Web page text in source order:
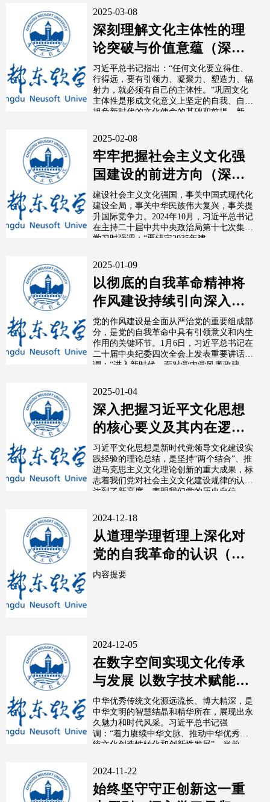
2025-03-08
深刻理解文化主体性的理
论突破与价值意蕴（深入
学习贯彻习近平新时代中
国特色社会主义...
习近平总书记指出：“任何文化要立得住、
行得远，要有引领力、凝聚力、塑造力、辐
射力，就必须有自己的主体性。”巩固文化
主体性是形成文化意义上坚定的自我、自觉
担负新时代的文化使命的基础和前提。新
2025-02-08
牢牢把握社会主义文化强
国建设的前进方向（深入
学习贯彻习近平新时代中
国特色社会...
建设社会主义文化强国，事关中国式现代化
建设全局，事关中华民族伟大复兴，事关提
升国际竞争力。2024年10月，习近平总书记
在主持二十届中共中央政治局第十七次集体
学习时强调：“要锚定2035年建...
2025-01-09
以彻底的自我革命精神将
作风建设持续引向深入
（深入学习贯彻习近平新
时代中国特色...
党的作风建设是全面从严治党的重要组成部
分，是党的自我革命中具有引领意义和内生
作用的关键环节。1月6日，习近平总书记在
二十届中央纪委四次全会上发表重要讲话强
调：“进入新时代，面对党内党风廉政建...
2025-01-04
深入把握习近平文化思想
的核心要义及其内在逻辑
（深入学习贯彻习近平新
时代中国特...
习近平文化思想是新时代党领导文化建设实
践经验的理论总结，是坚持“两个结合”、推
进马克思主义文化理论创新的重大成果，标
志着我们党对社会主义文化建设规律的认识
达到了新高度，表明我们党的历史自信、...
2024-12-18
从道理学理哲理上深化对
党的自我革命的认识（深
入学习贯彻习近平新时代
内容提要
2024-12-05
在数字空间实现文化传承
与发展 以数字技术赋能中
华优秀传统文化“两
创”（有的放矢）
中华优秀传统文化源远流长、博大精深，是
中华文明的智慧结晶和精华所在，展现出永
久魅力和时代风采。习近平总书记强
调：“着力赓续中华文脉、推动中华优秀传
统文化创造性转化和创新性发展”。当前，
2024-11-22
始终坚守守正创新这一重